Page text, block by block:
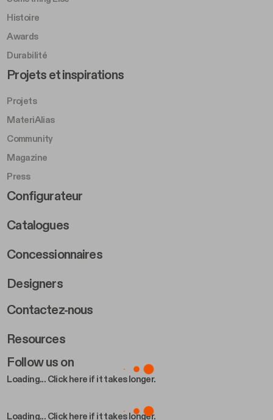
Histoire
Awards
Durabilité
Follow us on
Footer Left Middle B
Projets et inspirations
Projets
MateriAlias
Community
Magazine
Press
Footer Right Middle B
Configurateur
Catalogues
Concessionnaires
Designers
Footer Right 2
Contactez-nous
Resources